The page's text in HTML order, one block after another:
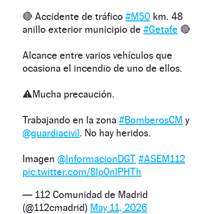
🔴 Accidente de tráfico #M50 km. 48
anillo exterior municipio de #Getafe 🔴
Alcance entre varios vehículos que
ocasiona el incendio de uno de ellos.
⚠️Mucha precaución.
Trabajando en la zona #BomberosCM y
@guardiacivil. No hay heridos.
Imagen @InformacionDGT #ASEM112
pic.twitter.com/8Ip0nlPHTh
— 112 Comunidad de Madrid
(@112cmadrid) May 11, 2026